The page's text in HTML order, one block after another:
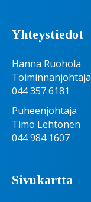
Yhteystiedot
Hanna Ruohola
Toiminnanjohtaja
044 357 6181
Puheenjohtaja
Timo Lehtonen
044 984 1607
Sivukartta